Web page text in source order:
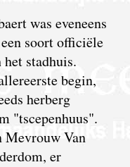
was eveneens
soort officiële
stadhuis.
begin,
herberg
"tscepenhuus".
Mevrouw Van
er